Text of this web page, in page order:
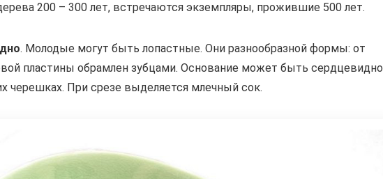
200 – 300 лет, встречаются экземпляры, прожившие 500 лет.
. Молодые могут быть лопастные. Они разнообразной формы: от
пластины обрамлен зубцами. Основание может быть
черешках. При срезе выделяется млечный сок.